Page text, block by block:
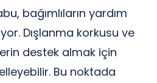
bağımlıların yardım
Dışlanma korkusu ve
destek almak için
Bu noktada